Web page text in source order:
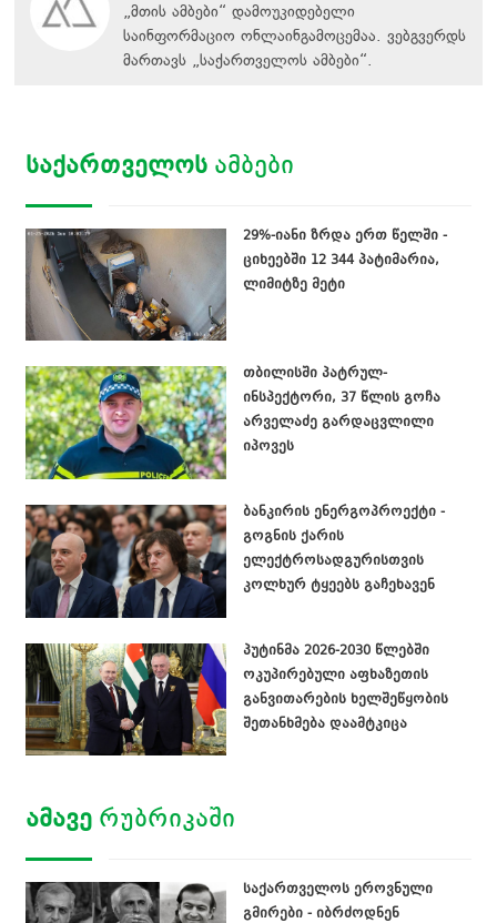
„მთის ამბები“ დამოუკიდებელი
საინფორმაციო ონლაინგამოცემაა. ვებგვერდს
მართავს „საქართველოს ამბები“.
ᲡᲐᲥᲐᲠᲗᲕᲔᲚᲝᲡ ᲐᲛᲑᲔᲑᲘ
29%-იანი ზრდა ერთ წელში -
ციხეებში 12 344 პატიმარია,
ლიმიტზე მეტი
თბილისში პატრულ-
ინსპექტორი, 37 წლის გოჩა
არველაძე გარდაცვლილი
იპოვეს
ბანკირის ენერგოპროექტი -
გოგნის ქარის
ელექტროსადგურისთვის
კოლხურ ტყეებს გაჩეხავენ
პუტინმა 2026-2030 წლებში
ოკუპირებული აფხაზეთის
განვითარების ხელშეწყობის
შეთანხმება დაამტკიცა
ᲐᲛᲐᲕᲔ ᲠᲣᲑᲠᲘᲙᲐᲨᲘ
საქართველოს ეროვნული
გმირები - იბრძოდნენ